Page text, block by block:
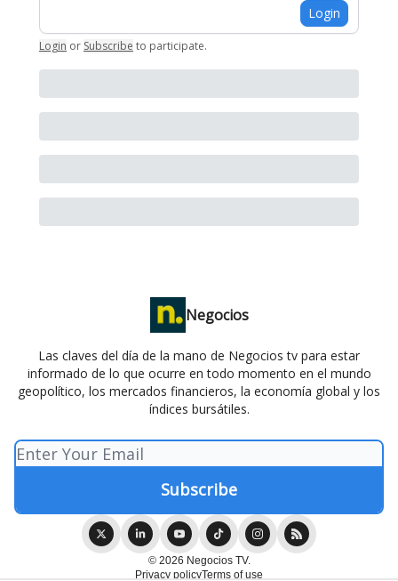
Login
Login or Subscribe to participate.
Negocios
Las claves del día de la mano de Negocios tv para estar
informado de lo que ocurre en todo momento en el mundo
geopolítico, los mercados financieros, la economía global y los
índices bursátiles.
© 2026 Negocios TV.
Privacy policyTerms of use